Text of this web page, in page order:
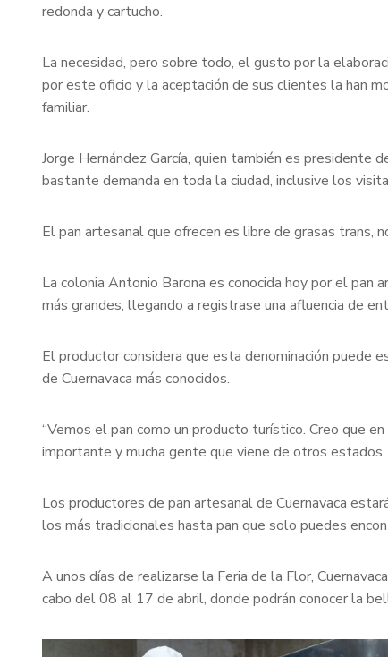
redonda y cartucho.
La necesidad, pero sobre todo, el gusto por la
por este oficio y la aceptación de sus clientes la han
familiar.
Jorge Hernández García, quien también es presidente
bastante demanda en toda la ciudad, inclusive los
El pan artesanal que ofrecen es libre de grasas trans,
La colonia Antonio Barona es conocida hoy por el pan
más grandes, llegando a registrase una afluencia de
El productor considera que esta denominación puede
de Cuernavaca más conocidos.
“Vemos el pan como un producto turístico. Creo que
importante y mucha gente que viene de otros
Los productores de pan artesanal de Cuernavaca
los más tradicionales hasta pan que solo puedes
A unos días de realizarse la Feria de la Flor,
cabo del 08 al 17 de abril, donde podrán conocer la